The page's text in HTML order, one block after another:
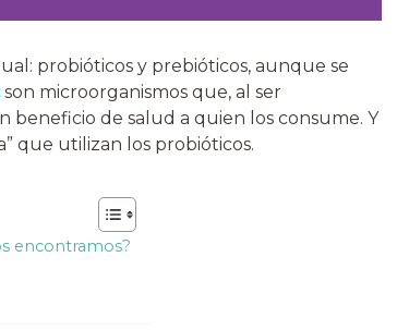
probióticos y prebióticos, aunque se
son microorganismos que, al ser
beneficio de salud a quien los consume. Y
que utilizan los probióticos.
encontramos?